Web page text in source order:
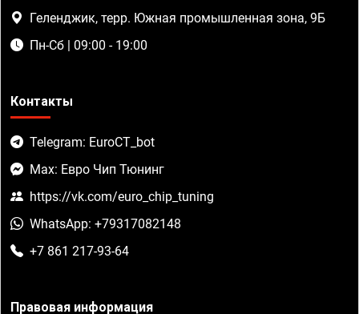
Геленджик, терр. Южная промышленная зона, 9Б
Пн-Сб | 09:00 - 19:00
Контакты
Telegram: EuroCT_bot
Max: Евро Чип Тюнинг
https://vk.com/euro_chip_tuning
WhatsApp: +79317082148
+7 861 217-93-64
Правовая информация